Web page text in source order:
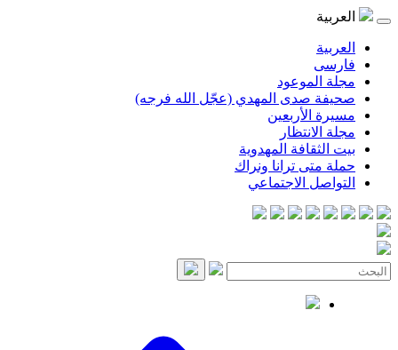
المهدي (عجّل الله فرجه)
المهدوية
ترانا ونراك
الاجتماعي